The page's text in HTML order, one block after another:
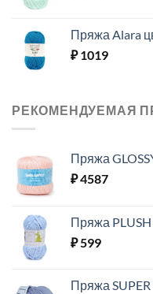
Пряжа Alara
₽1019
РЕКОМЕНДУЕМАЯ
Пряжа
₽4587
Пряжа
₽599
Пряжа SUPER